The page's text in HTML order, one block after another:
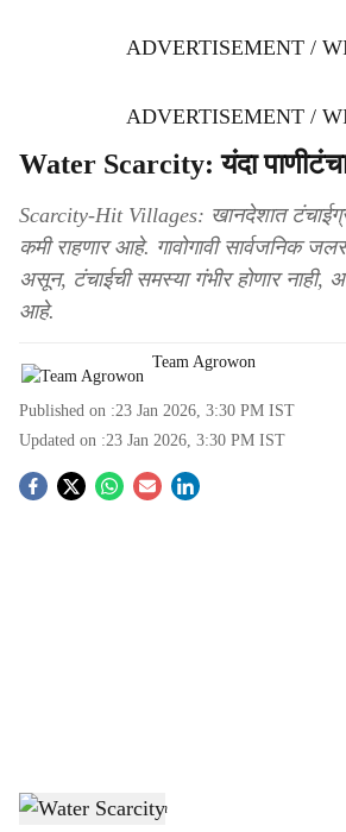
ADVERTISEMENT /
ADVERTISEMENT /
Water Scarcity: यंदा
Scarcity-Hit Villages: खानदेशात
कमी राहणार आहे. गावोगावी सार्वजनिक
असून, टंचाईची समस्या गंभीर होणार नाही,
आहे.
Team Agrowon
Published on :23 Jan 2026, 3:30 PM IST
Updated on :23 Jan 2026, 3:30 PM IST
S
Water Scarcity-Agrowon